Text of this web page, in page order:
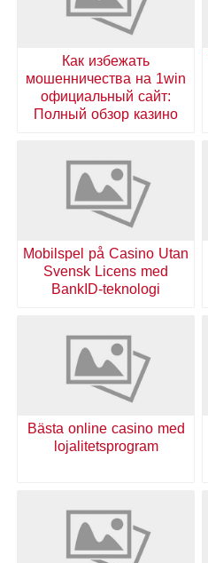
Как избежать
мошенничества на 1win
официальный сайт:
Полный обзор казино
Mobilspel på Casino Utan
Svensk Licens med
BankID-teknologi
Bästa online casino med
lojalitetsprogram